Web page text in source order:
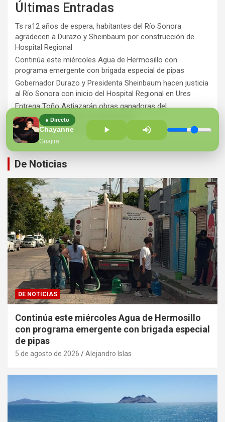
● Directo
Chayanne
Guajira
Últimas Entradas
Ts ra12 años de espera, habitantes del Río Sonora
agradecen a Durazo y Sheinbaum por construcción de
Hospital Regional
Continúa este miércoles Agua de Hermosillo con
programa emergente con brigada especial de pipas
Gobernador Durazo y Presidenta Sheinbaum hacen justicia
al Río Sonora con inicio del Hospital Regional en Ures
Entrega Toño Astiazarán obras ganadoras del
presupuesto CRECES en Montecarlo
¡Perversidad sin límites!
De Noticias
DE NOTICIAS
Continúa este miércoles Agua de Hermosillo
con programa emergente con brigada especial
de pipas
5 de agosto de 2026 Alejandro Islas